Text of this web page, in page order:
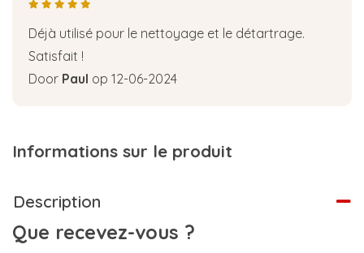
Déjà utilisé pour le nettoyage et le détartrage.
Satisfait !
Door Paul op 12-06-2024
Informations sur le produit
Description
Que recevez-vous ?